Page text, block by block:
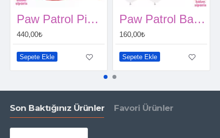
Paw Patrol Pinyata (42 cm)
440,00₺
Sepete Ekle
Paw Patrol Baskılı Balon (10 Adet)
160,00₺
Sepete Ekle
Son Baktığınız Ürünler Favori Ürünler